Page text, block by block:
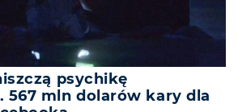
psychikę
567 mln dolarów kary dla